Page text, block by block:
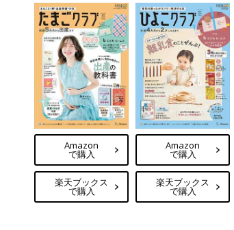
Amazon
で購入
楽天ブックス
で購入
Amazon
で購入
楽天ブックス
で購入